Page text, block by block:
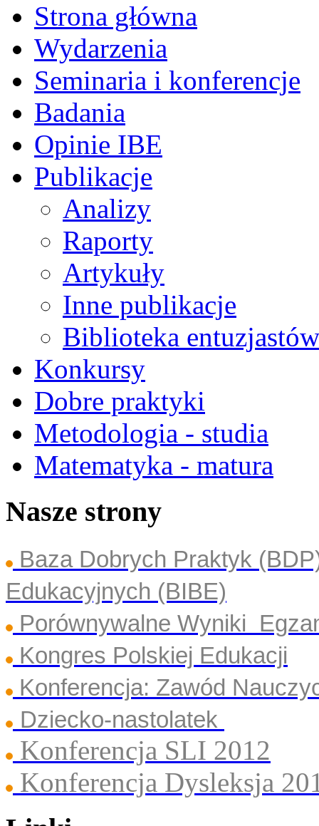
Strona główna
Wydarzenia
Seminaria i konferencje
Badania
Opinie IBE
Publikacje
Analizy
Raporty
Artykuły
Inne publikacje
Biblioteka
Konkursy
Dobre praktyki
Metodologia - studia
Matematyka - matura
Nasze strony
Baza Dobrych Praktyk
Edukacyjnych (BIBE)
Porównywalne Wyniki
Kongres Polskiej Edukacji
Konferencja: Zawód
Dziecko-nastolatek
Konferencja SLI 2012
Konferencja Dysleksja